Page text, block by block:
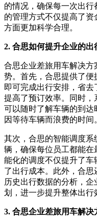
的情况，确保每一次出
的管理方式不仅提高了资
方面更加科学合理。
2. 合思如何提升企业的出
合思企业差旅用车解决
势。首先，合思提供了
即可完成出行安排，省
提高了预订效率。同时
可以随时了解车辆的到
因等待车辆而浪费的时间
其次，合思的智能调度
辆，确保每位员工都能
能化的调度不仅提升了
了出行成本。此外，合
历史出行数据的分析，
划，进一步提升整体出行
3. 合思企业差旅用车解